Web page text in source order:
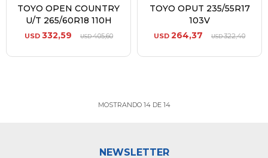
TOYO OPEN COUNTRY
U/T 265/60R18 110H
USD 332,59 USD405,60
TOYO OPUT 235/55R17
103V
USD 264,37 USD322,40
MOSTRANDO 14DE 14
NEWSLETTER